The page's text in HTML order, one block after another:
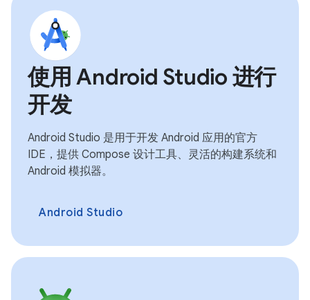
使用 Android Studio 进行
开发
Android Studio 是用于开发 Android 应用的官方
IDE，提供 Compose 设计工具、灵活的构建系统和
Android 模拟器。
Android Studio